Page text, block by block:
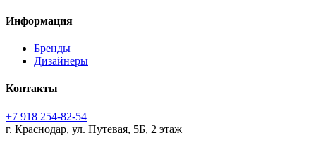
Информация
Бренды
Дизайнеры
Контакты
+7 918 254-82-54
г. Краснодар, ул. Путевая, 5Б, 2 этаж